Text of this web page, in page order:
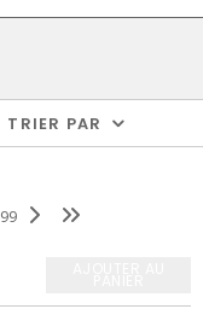
TRIER PAR
99